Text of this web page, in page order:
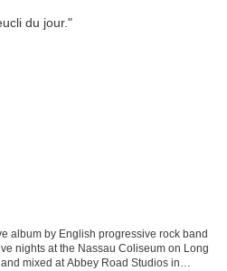
album by English progressive rock band
nights at the Nassau Coliseum on Long
mixed at Abbey Road Studios in